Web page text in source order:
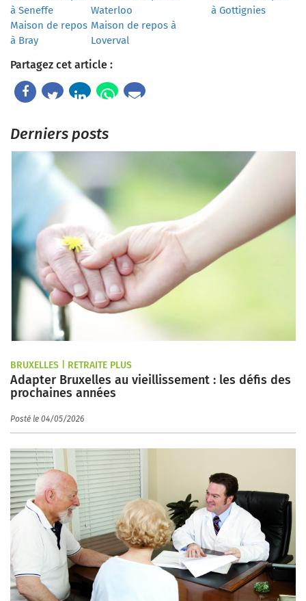
à Seneffe
Waterloo
à Gottignies
Maison de repos
à Bray
Maison de repos à
Loverval
Partagez cet article :
Derniers posts
BRUXELLES | RETRAITE PLUS
Adapter Bruxelles au vieillissement : les défis des
prochaines années
Posté le 04/05/2026